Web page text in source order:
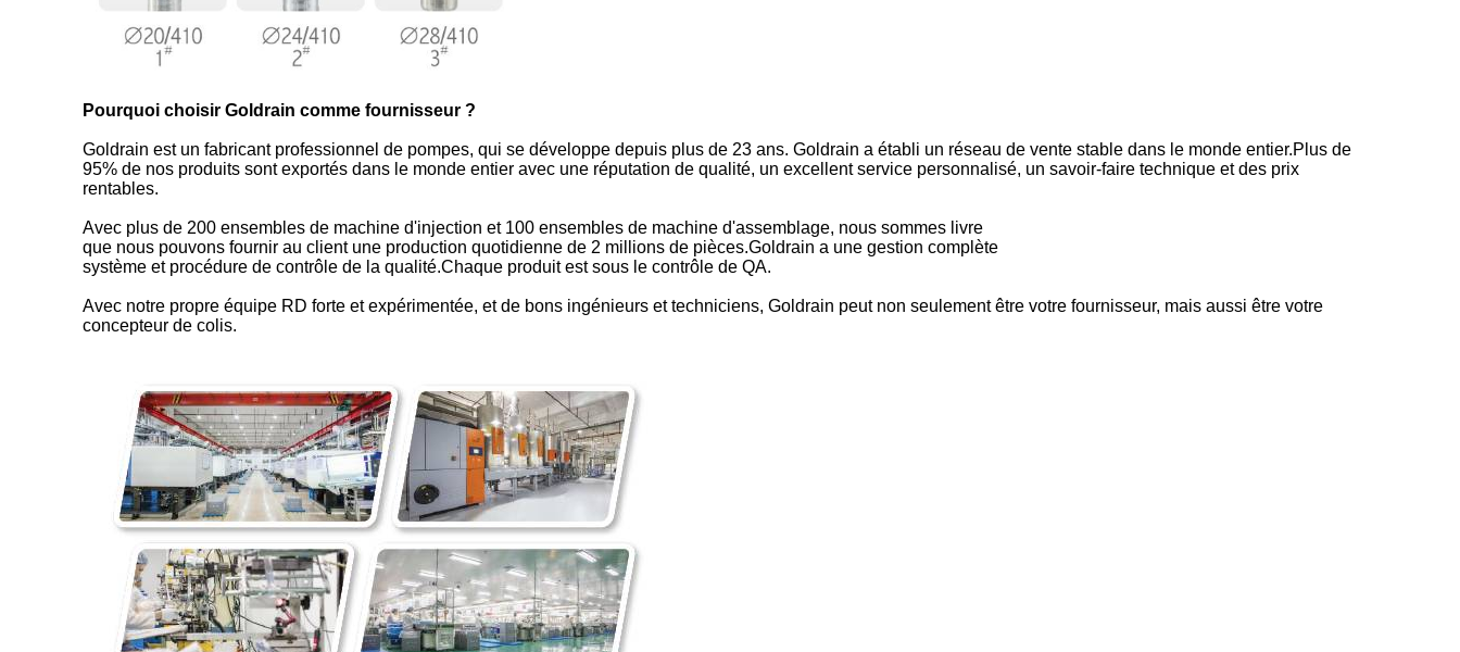
Pourquoi choisir Goldrain comme fournisseur ?
Goldrain est un fabricant professionnel de pompes, qui se développe depuis plus de 23 ans. Goldrain a établi un réseau de vente stable dans le monde entier.Plus de
95% de nos produits sont exportés dans le monde entier avec une réputation de qualité, un excellent service personnalisé, un savoir-faire technique et des prix
rentables.
Avec plus de 200 ensembles de machine d'injection et 100 ensembles de machine d'assemblage, nous sommes livre
que nous pouvons fournir au client une production quotidienne de 2 millions de pièces.Goldrain a une gestion complète
système et procédure de contrôle de la qualité.Chaque produit est sous le contrôle de QA.
Avec notre propre équipe RD forte et expérimentée, et de bons ingénieurs et techniciens, Goldrain peut non seulement être votre fournisseur, mais aussi être votre
concepteur de colis.